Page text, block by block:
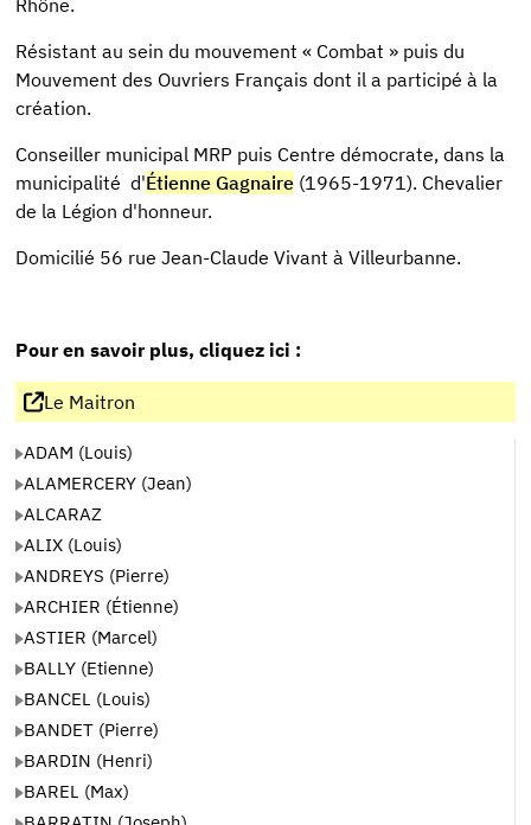
Rhône.
Résistant au sein du mouvement « Combat » puis du
Mouvement des Ouvriers Français dont il a participé à la
création.
Conseiller municipal MRP puis Centre démocrate, dans la
municipalité d'Étienne Gagnaire (1965-1971). Chevalier
de la Légion d'honneur.
Domicilié 56 rue Jean-Claude Vivant à Villeurbanne.
Pour en savoir plus, cliquez ici :
Le Maitron
ADAM (Louis)
ALAMERCERY (Jean)
ALCARAZ
ALIX (Louis)
ANDREYS (Pierre)
ARCHIER (Étienne)
ASTIER (Marcel)
BALLY (Etienne)
BANCEL (Louis)
BANDET (Pierre)
BARDIN (Henri)
BAREL (Max)